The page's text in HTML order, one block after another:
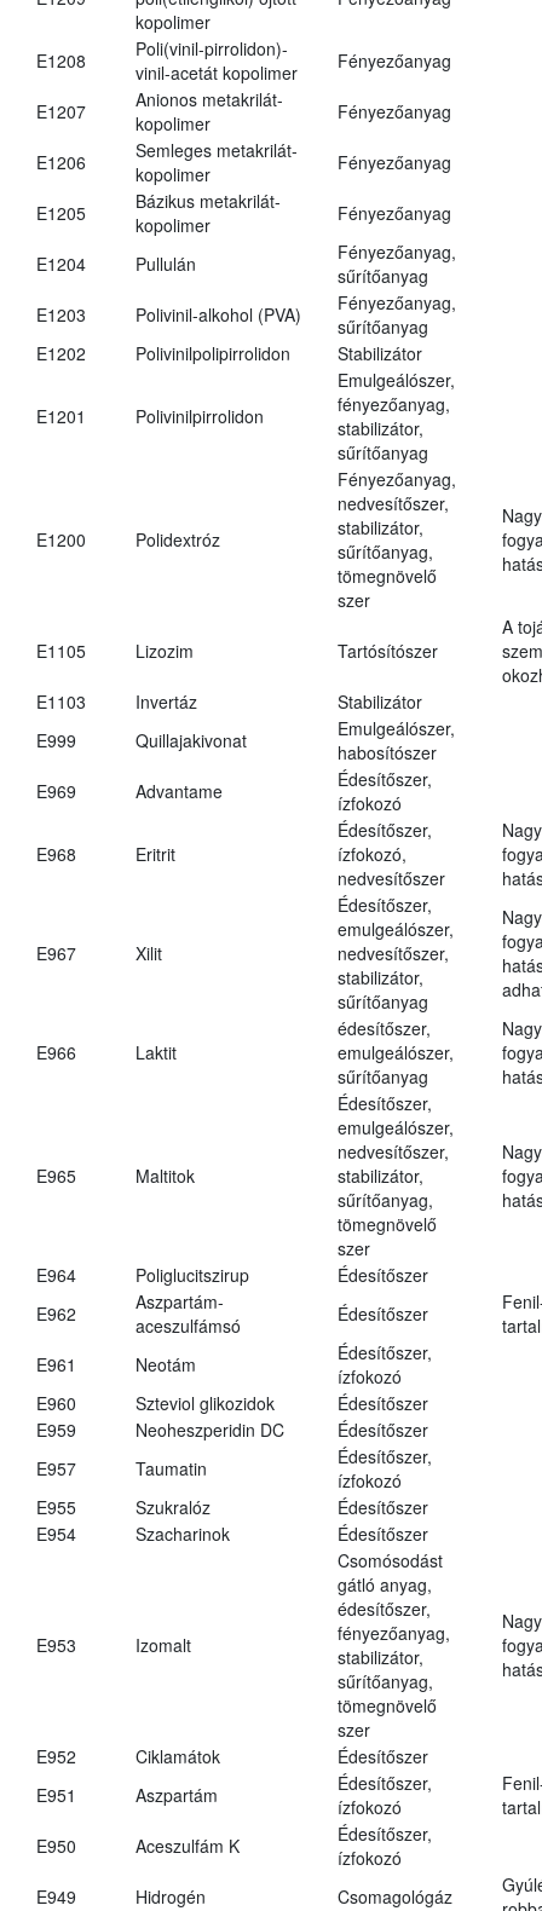
kopolimer
E1208
Poli(vinil-pirrolidon)-
vinil-acetát kopolimer
Fényezőanyag
E1207
Anionos metakrilát-
kopolimer
Fényezőanyag
E1206
Semleges metakrilát-
kopolimer
Fényezőanyag
E1205
Bázikus metakrilát-
kopolimer
Fényezőanyag
E1204 Pullulán
Fényezőanyag,
sűrítőanyag
E1203
Polivinil-alkohol (PVA)
Fényezőanyag,
sűrítőanyag
E1202
Polivinilpolipirrolidon Stabilizátor
E1201 Polivinilpirrolidon
Emulgeálószer,
fényezőanyag,
stabilizátor,
sűrítőanyag
E1200 Polidextróz
Fényezőanyag,
nedvesítőszer,
stabilizátor,
sűrítőanyag,
tömegnövelő
szer
E1105 Lizozim Tartósítószer
A
E1103
Invertáz
Stabilizátor
E999
Quillajakivonat
Emulgeálószer,
habosítószer
E969
Advantame
Édesítőszer,
ízfokozó
E968 Eritrit
Édesítőszer,
ízfokozó,
nedvesítőszer
E967 Xilit
Édesítőszer,
emulgeálószer,
nedvesítőszer,
stabilizátor,
sűrítőanyag
E966 Laktit
édesítőszer,
emulgeálószer,
sűrítőanyag
E965 Maltitok
Édesítőszer,
emulgeálószer,
nedvesítőszer,
stabilizátor,
sűrítőanyag,
tömegnövelő
szer
E964 Poliglucitszirup
Édesítőszer
E962
Aszpartám-
aceszulfámsó
Édesítőszer
E961
Neotám
Édesítőszer,
ízfokozó
E960
Szteviol glikozidok
Édesítőszer
E959
Neoheszperidin DC
Édesítőszer
E957
Taumatin
Édesítőszer,
ízfokozó
E955
Szukralóz
Édesítőszer
E954
Szacharinok Édesítőszer
E953 Izomalt
Csomósodást
gátló anyag,
édesítőszer,
fényezőanyag,
stabilizátor,
sűrítőanyag,
tömegnövelő
szer
E952 Ciklamátok
Édesítőszer
E951
Aszpartám
Édesítőszer,
ízfokozó
E950
Aceszulfám K
Édesítőszer,
ízfokozó
E949
Hidrogén Csomagológáz